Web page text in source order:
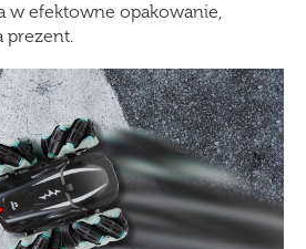
w efektowne opakowanie,
prezent.